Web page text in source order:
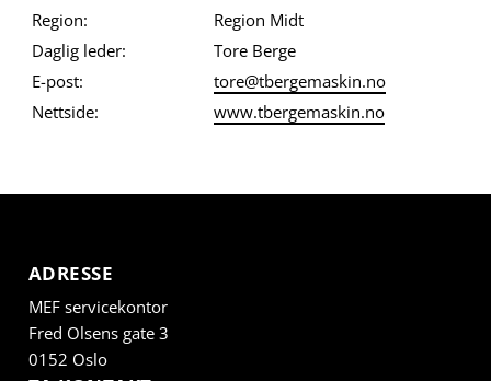
Region:
Region Midt
Daglig leder:
Tore Berge
E-post:
tore@tbergemaskin.no
Nettside:
www.tbergemaskin.no
ADRESSE
MEF servicekontor
Fred Olsens gate 3
0152 Oslo